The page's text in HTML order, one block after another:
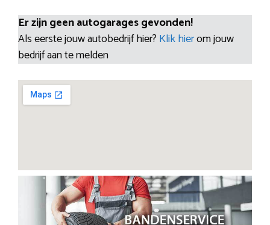
Er zijn geen autogarages gevonden!
Als eerste jouw autobedrijf hier? Klik hierom jouw
bedrijf aan te melden